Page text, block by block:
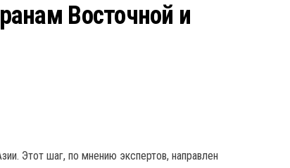
Восточной и
Этот шаг, по мнению экспертов, направлен